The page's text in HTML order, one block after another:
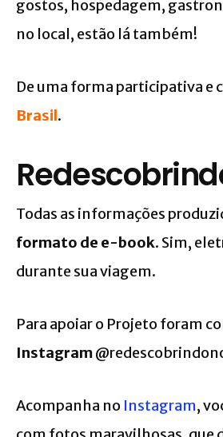
gostos, hospedagem,
no local, estão lá também!
De uma forma participativa e
Brasil.
Todas as informações
formato de e-book. Sim,
durante sua viagem.
Para apoiar o Projeto foram
Instagram
Acompanha no Instagram,